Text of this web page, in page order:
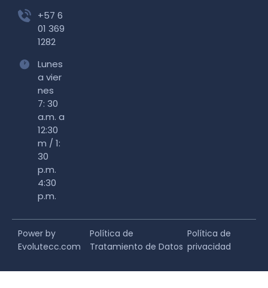
+57 6
01 369
1282
Lunes
a vier
nes
7: 30
a.m. a
12:30
m / 1:
30
p.m.
4:30
p.m.
Power by
Evolutecc.com
Política de
Tratamiento de Datos
Política de
privacidad